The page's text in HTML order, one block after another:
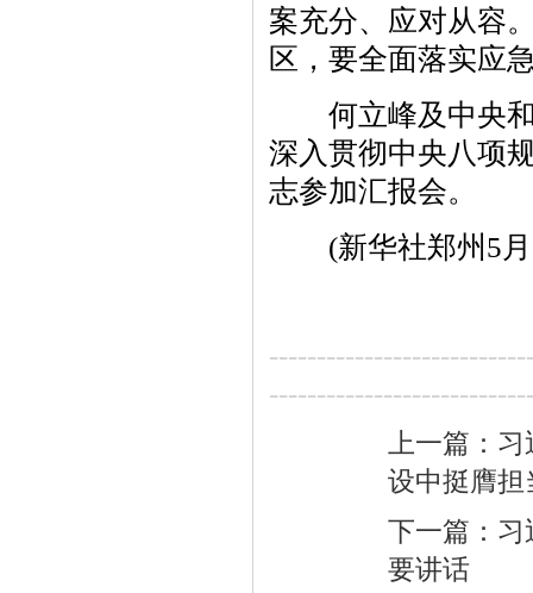
案充分、应对从容
区，要全面落实应
何立峰及中央和
深入贯彻中央八项
志参加汇报会。
(新华社郑州5月
上一篇：习
设中挺膺担
下一篇：习
要讲话